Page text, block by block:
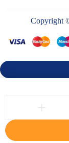
Copyright